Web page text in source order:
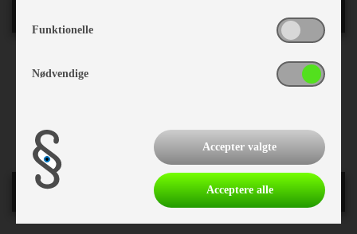
Toiletrum
Brusekabine
El, Elektronik & Medie
Funktionelle
Nødvendige
Accepter valgte
Acceptere alle